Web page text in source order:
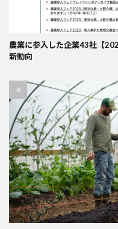
農業に参入した企業43社【
新動向